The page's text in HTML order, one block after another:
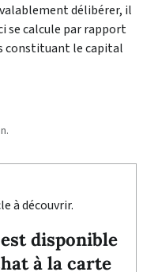
délibérer, il
se calcule par rapport
constituant le capital
à découvrir.
disponible
à la carte